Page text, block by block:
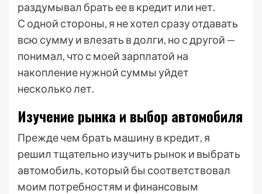
раздумывал брать ее в кредит или нет.
С одной стороны, я не хотел сразу отдавать
всю сумму и влезать в долги, но с другой —
понимал, что с моей зарплатой на
накопление нужной суммы уйдет
несколько лет.
Изучение рынка и выбор автомобиля
Прежде чем брать машину в кредит, я
решил тщательно изучить рынок и выбрать
автомобиль, который бы соответствовал
моим потребностям и финансовым